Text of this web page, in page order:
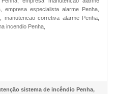
especialista alarme Penha,
manutencao corretiva alarme Penha,
incendio Penha,
sistema de incêndio Penha,